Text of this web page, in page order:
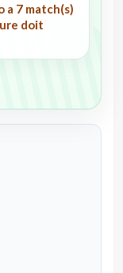
a 7 match(s)
doit